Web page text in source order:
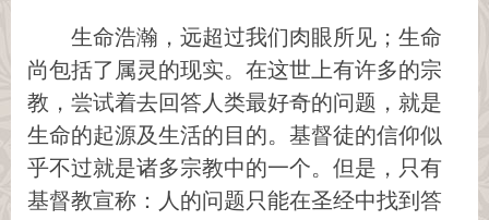
生命浩瀚，远超过我们肉眼所见；生命
尚包括了属灵的现实。在这世上有许多的宗
教，尝试着去回答人类最好奇的问题，就是
生命的起源及生活的目的。基督徒的信仰似
乎不过就是诸多宗教中的一个。但是，只有
基督教宣称：人的问题只能在圣经中找到答